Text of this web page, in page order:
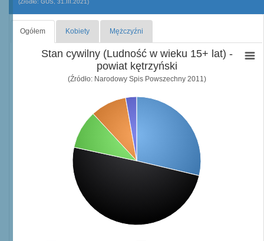
(Źródło: GUS, 31.III.2021)
Ogółem Kobiety Mężczyźni
Stan cywilny (Ludność w wieku 15+ lat) -
powiat kętrzyński
(Źródło: Narodowy Spis Powszechny 2011)